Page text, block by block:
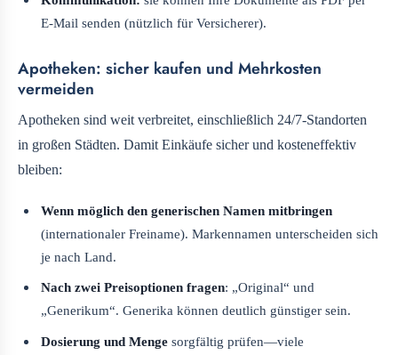
E-Mail senden (nützlich für Versicherer).
Apotheken: sicher kaufen und Mehrkosten
vermeiden
Apotheken sind weit verbreitet, einschließlich 24/7-Standorten
in großen Städten. Damit Einkäufe sicher und kosteneffektiv
bleiben:
Wenn möglich den generischen Namen mitbringen
(internationaler Freiname). Markennamen unterscheiden sich
je nach Land.
Nach zwei Preisoptionen fragen: „Original“ und
„Generikum“. Generika können deutlich günstiger sein.
Dosierung und Menge sorgfältig prüfen—viele